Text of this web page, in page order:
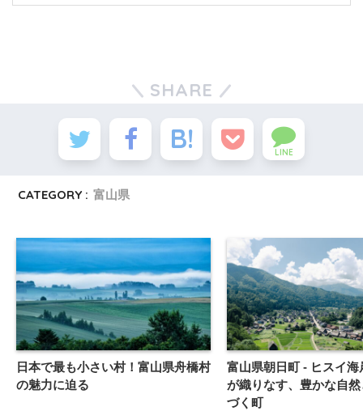
SHARE
LINE
CATEGORY : 富山県
日本で最も小さい村！富山県舟橋村
の魅力に迫る
富山県朝日町 - ヒスイ海
が織りなす、豊かな自
づく町